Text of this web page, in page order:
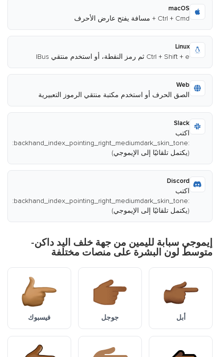
macOS
Ctrl + Cmd + مسافة يفتح عارض الأحرف
Linux
Ctrl + Shift + e ثم رمز النقطة، أو استخدم منتقي IBus
Web
الصق الحرف أو استخدم مكتبة منتقي الرموز التعبيرية
Slack
اكتب
:backhand_index_pointing_right_mediumdark_skin_tone:
(يكتمل تلقائيًا إلى الإيموجي)
Discord
اكتب
:backhand_index_pointing_right_mediumdark_skin_tone:
(يكتمل تلقائيًا إلى الإيموجي)
إيموجي سبابة لليمين من جهة خلف اليد داكن-
متوسط لون البشرة على منصات مختلفة
أبل جوجل فيسبوك